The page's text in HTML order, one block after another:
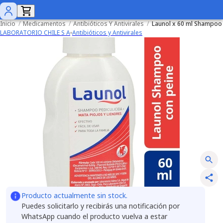
Inicio / Medicamentos / Antibióticos Y Antivirales / Launol x 60 ml Shampoo
LABORATORIO CHILE S A Antibióticos y Antivirales
Producto actualmente sin stock.
Puedes solicitarlo y recibirás una notificación por
WhatsApp cuando el producto vuelva a estar